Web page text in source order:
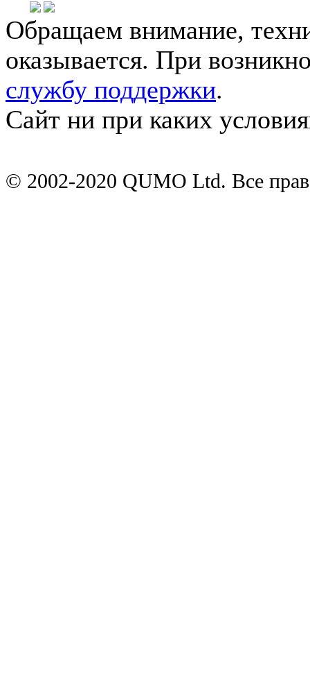
Обращаем внимание,
оказывается. При
службу поддержки.
Сайт ни при каких
© 2002-2020 QUMO Ltd. Все